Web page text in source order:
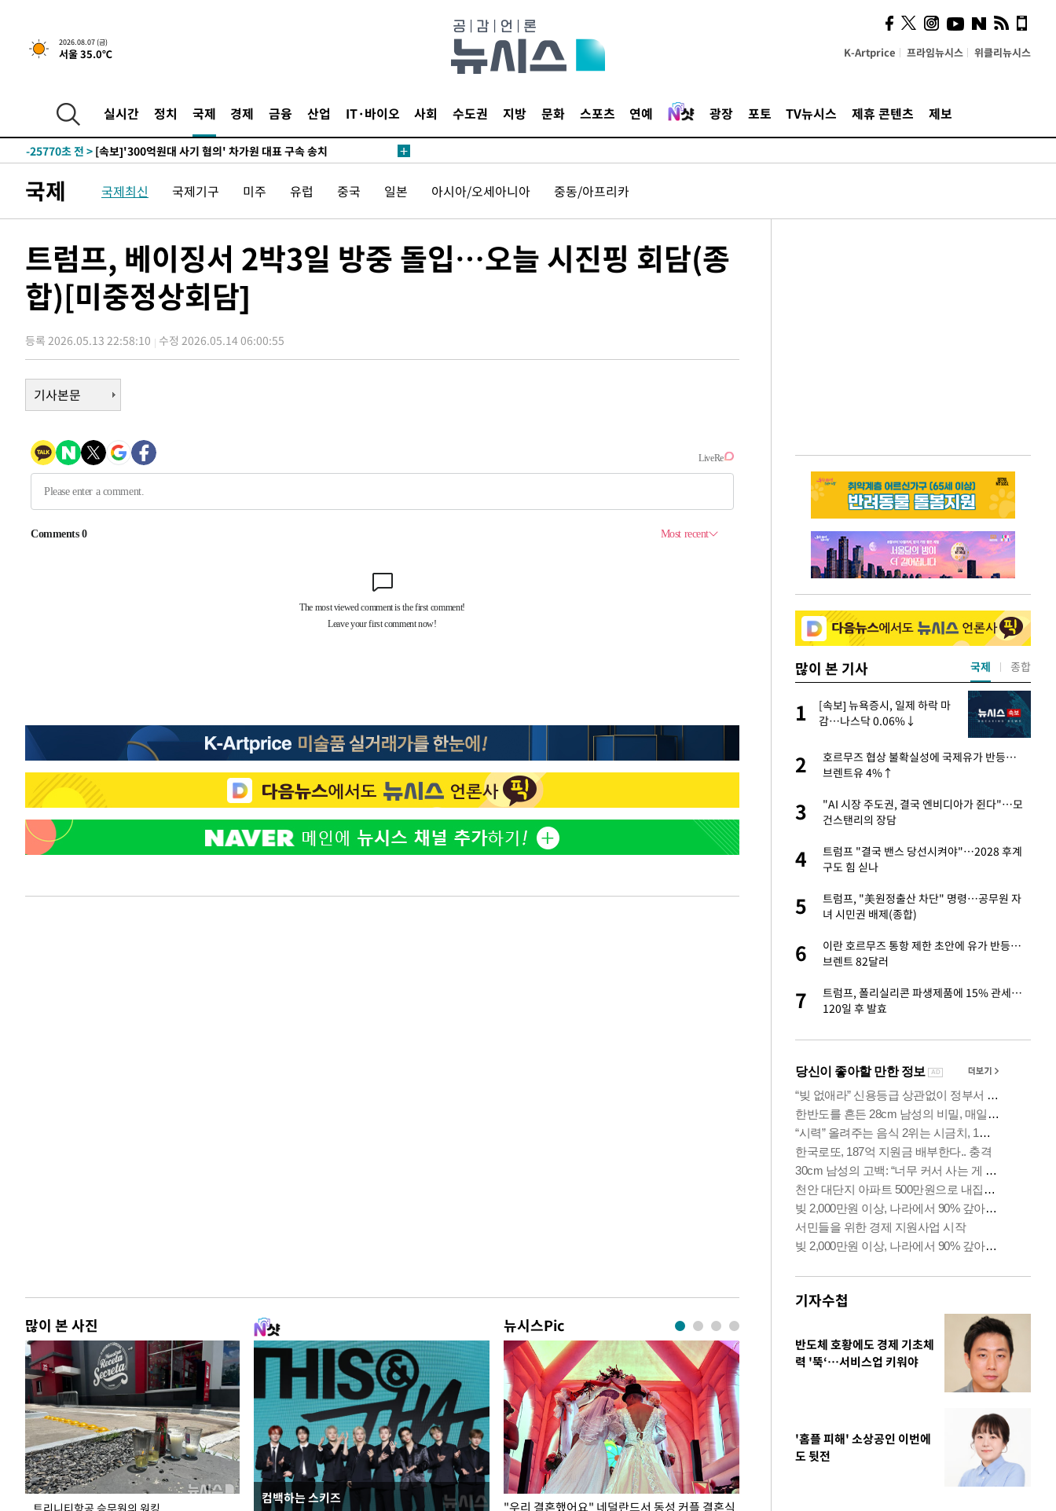
2026.08.07 (금)
서울 35.0℃ K-Artprice 프라임뉴시스 위클리뉴시스
실시간 정치 국제 경제 금융 산업 IT·바이오 사회 수도권 지방 문화 스포츠 연예 광장 포토 TV뉴시스 제휴 콘텐츠 제보
-8856초 전 >[속보] 뉴욕증시, 일제 하락 마감…나스닥 0.06%↓
-26520초 전 >
민주 콩고 에볼라환자 4천명 돌파, 4053명 발생 1850명 사망
[속보]'300억원대 사기 혐의' 차가원 대표 구속 송치
-24964초 전 > "미 전국적 살모네라 식중독 원인은 멕시코산 할라피뇨"-- CDC
-23358초 전 > [속보]합수본, '투표율 허위 입력' 중앙·서울·경기도 선관위 등 9곳
압수수색
-23113초 전 >[속보]원·달러 환율, 오전 9시 1423.8원
-22909초 전 >
[속보]삼성전자·SK하이닉스 동반 강보합…1%대 상승 출발
-22895초 전 >[속보]코스닥, 5.95포인트(0.74%) 상승한 807.62개장
-22863초 전 > [속보]코스피, 6300선 재탈환…1.09% 오른 6365.07 개장
-20028초 전 > 시리아 다마스쿠스 교외에서 미니버스 폭발.. 14명 부상, 3명은 중
이란, 호르무즈서 "적국 목표물들"과 대치로 남부 케슘섬에서 두차
발효
-11156초 전 >
[속보]트럼프, 美 원정출산 금지 행정명령 서명
-30054초 전 >[속보]'채상병 순직 책임' 임성근, 항소심도 징역 3년
-29920초 전 >[속보]종합특검, '관저이전 봐주기 감사' 유병호 구속기소
-26520초 전 >
민주 콩고 에볼라환자 4천명 돌파, 4053명 발생 1850명 사망
-25770초 전 >[속보]'300억원대 사기 혐의' 차가원 대표 구속 송치
-24964초 전 >
[속보]합수본, '투표율 허위 입력' 중앙·서울·경기도 선관위 등 9곳
[속보]삼성전자·SK하이닉스 동반 강보합…1%대 상승 출발
-14290초 전 >이란, 호르무즈서 "적국 목표물들"과 대치로 남부 케슘섬에서 두차
례 큰 폭발음
-13005초 전 >
[속보]美, 폴리실리콘 수입 규제…파생제품 15% 관세, 120일 후
-11156초 전 >[속보]트럼프, 美 원정출산 금지 행정명령 서명
-8856초 전 > [속보] 뉴욕증시, 일제 하락 마감…나스닥 0.06%↓
국제 국제최신 국제기구 미주 유럽 중국 일본 아시아/오세아니아 중동/아프리카
트럼프, 베이징서 2박3일 방중 돌입…오늘 시진핑 회담(종
합)[미중정상회담]
등록 2026.05.13 22:58:10 수정 2026.05.14 06:00:55
기사본문
많이 본 사진
트리니티항공 승무원의 워킹
컴백하는 스키즈
뉴시스Pic
입추 코앞인데 전국엔 찜통 더위
"우리 결혼했어요" 네덜란드서 동성 커플 결혼식
많이 본 기사
2
김지수, '여행사 대표' 변신 근황 "가볼 만하
니…"
3
"바지 벗고 앞뒤로 돌아야 했다"…탈북민 김
서아, 기쁨조 검사 수치심 회상
4
"여군 지원 막힌 UDT 훈련 직접 해봤습니
5
"신약 찾자"…정부 과제로 속도내는 K-제약
1
[속보] 뉴욕증시, 일제 하락 마
감…나스닥 0.06%↓
2
호르무즈 협상 불확실성에 국제유가 반등…
브렌트유 4%↑
3
"AI 시장 주도권, 결국 엔비디아가 쥔다"…모
건스탠리의 장담
4
트럼프 "결국 밴스 당선시켜야"…2028 후계
구도 힘 싣나
5
트럼프, "美원정출산 차단" 명령…공무원 자
녀 시민권 배제(종합)
6
이란 호르무즈 통항 제한 초안에 유가 반등…
브렌트 82달러
7
트럼프, 폴리실리콘 파생제품에 15% 관세…
120일 후 발효
국제 종합
기자수첩
반도체 호황에도 경제 기초체
력 '뚝‘…서비스업 키워야
'홈플 피해' 소상공인 이번에
도 뒷전